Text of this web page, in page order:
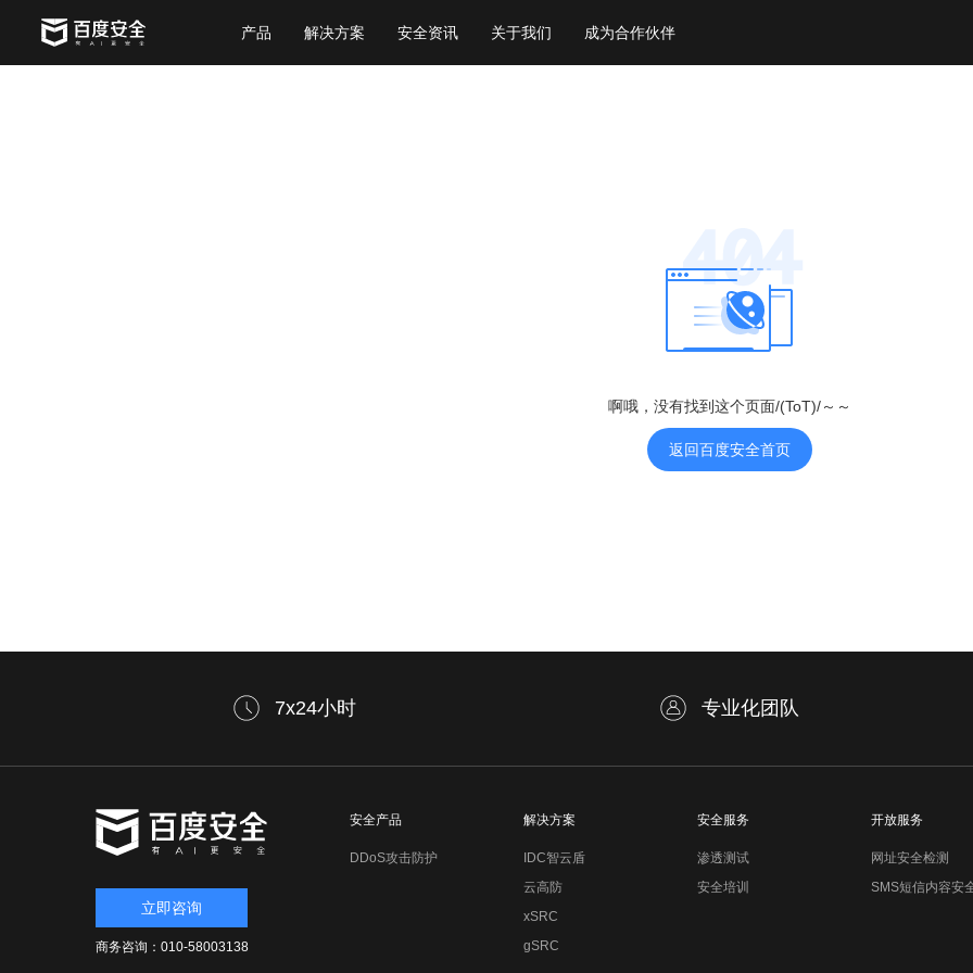
产品 解决方案 安全资讯 关于我们 成为合作伙伴
啊哦，没有找到这个页面/(ToT)/～～
返回百度安全首页
7x24小时 专业化团队
立即咨询
商务咨询：010-58003138
安全产品
DDoS攻击防护
解决方案
IDC智云盾
云高防
xSRC
gSRC
安全服务
渗透测试
安全培训
开放服务
网址安全检测
SMS短信内容安